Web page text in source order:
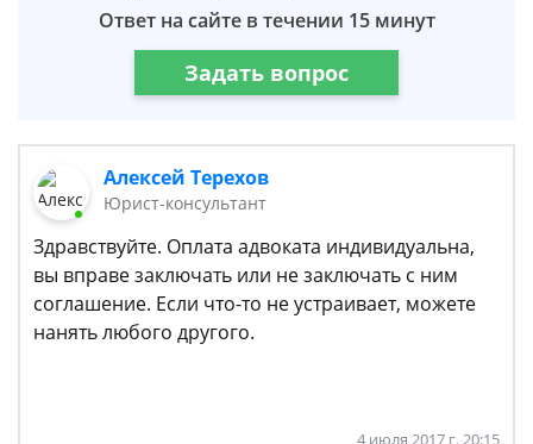
Ответ на сайте в течении 15 минут
Задать вопрос
Алексей Терехов
Юрист-консультант
Здравствуйте. Оплата адвоката индивидуальна,
вы вправе заключать или не заключать с ним
соглашение. Если что-то не устраивает, можете
нанять любого другого.
4 июля 2017 г. 20:15